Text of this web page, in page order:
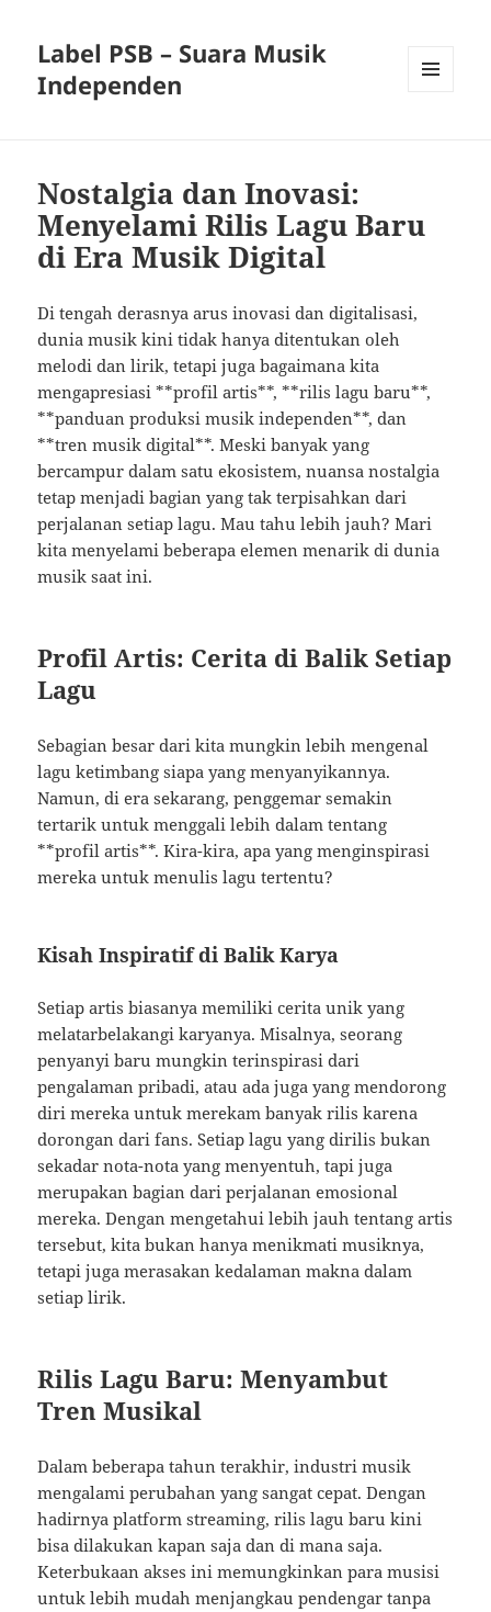
Label PSB – Suara Musik
Independen
Nostalgia dan Inovasi:
Menyelami Rilis Lagu Baru
di Era Musik Digital
Di tengah derasnya arus inovasi dan digitalisasi,
dunia musik kini tidak hanya ditentukan oleh
melodi dan lirik, tetapi juga bagaimana kita
mengapresiasi **profil artis**, **rilis lagu baru**,
**panduan produksi musik independen**, dan
**tren musik digital**. Meski banyak yang
bercampur dalam satu ekosistem, nuansa nostalgia
tetap menjadi bagian yang tak terpisahkan dari
perjalanan setiap lagu. Mau tahu lebih jauh? Mari
kita menyelami beberapa elemen menarik di dunia
musik saat ini.
Profil Artis: Cerita di Balik Setiap
Lagu
Sebagian besar dari kita mungkin lebih mengenal
lagu ketimbang siapa yang menyanyikannya.
Namun, di era sekarang, penggemar semakin
tertarik untuk menggali lebih dalam tentang
**profil artis**. Kira-kira, apa yang menginspirasi
mereka untuk menulis lagu tertentu?
Kisah Inspiratif di Balik Karya
Setiap artis biasanya memiliki cerita unik yang
melatarbelakangi karyanya. Misalnya, seorang
penyanyi baru mungkin terinspirasi dari
pengalaman pribadi, atau ada juga yang mendorong
diri mereka untuk merekam banyak rilis karena
dorongan dari fans. Setiap lagu yang dirilis bukan
sekadar nota-nota yang menyentuh, tapi juga
merupakan bagian dari perjalanan emosional
mereka. Dengan mengetahui lebih jauh tentang artis
tersebut, kita bukan hanya menikmati musiknya,
tetapi juga merasakan kedalaman makna dalam
setiap lirik.
Rilis Lagu Baru: Menyambut
Tren Musikal
Dalam beberapa tahun terakhir, industri musik
mengalami perubahan yang sangat cepat. Dengan
hadirnya platform streaming, rilis lagu baru kini
bisa dilakukan kapan saja dan di mana saja.
Keterbukaan akses ini memungkinkan para musisi
untuk lebih mudah menjangkau pendengar tanpa